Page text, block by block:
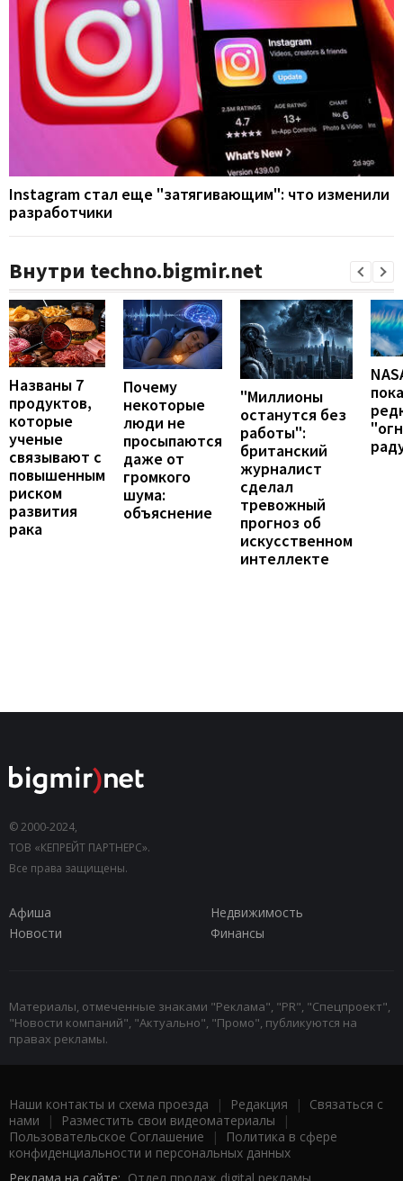
Instagram стал еще "затягивающим": что изменили
разработчики
Внутри techno.bigmir.net
Названы 7
продуктов,
которые
ученые
связывают с
повышенным
риском
развития
рака
Почему
некоторые
люди не
просыпаются
даже от
громкого
шума:
объяснение
"Миллионы
останутся без
работы":
британский
журналист
сделал
тревожный
прогноз об
искусственном
интеллекте
© 2000-2024,
ТОВ «КЕПРЕЙТ ПАРТНЕРС».
Все права защищены.
Афиша
Недвижимость
Новости
Финансы
Материалы, отмеченные знаками "Реклама", "PR", "Спецпроект",
"Новости компаний", "Актуально", "Промо", публикуются на
правах рекламы.
Наши контакты и схема проезда | Редакция | Связаться с
нами | Разместить свои видеоматериалы |
Пользовательское Соглашение |
Политика в сфере
конфиденциальности и персональных данных